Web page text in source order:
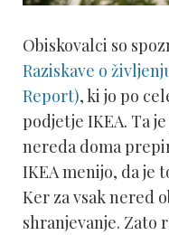
Obiskovalci so
Raziskave o
Report), ki jo po
podjetje IKEA. Ta
nereda doma
IKEA menijo, da je
Ker za vsak nered
shranjevanje. Zato